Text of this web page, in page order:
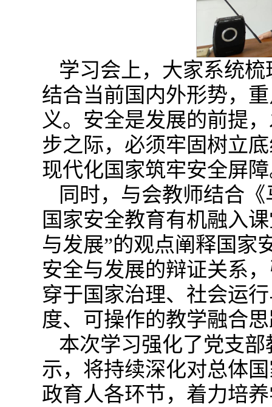
学习会上，大家系统
结合当前国内外形势，
义。安全是发展的前提
步之际，必须牢固树立
现代化国家筑牢安全屏
同时，与会教师结合
国家安全教育有机融入
与发展”的观点阐释国家
安全与发展的辩证关系
穿于国家治理、社会运
度、可操作的教学融合
本次学习强化了党支
示，将持续深化对总体
政育人各环节，着力培